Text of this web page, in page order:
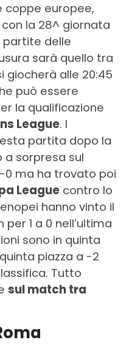
coppe europee,
la 28^ giornata
partite delle
sarà quello tra
giocherà alle 20:45
può essere
la qualificazione
League. I
partita dopo la
sorpresa sul
0 ma ha trovato poi
Leaguecontro lo
hanno vinto il
1 a 0 nell’ultima
sono in quinta
piazza a -2
Tutto
sul match tra